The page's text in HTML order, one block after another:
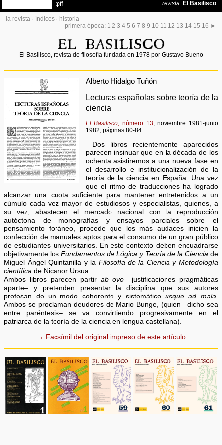
la revista · índices · historia
primera época: 1 2 3 4 5 6 7 8 9 10 11 12 13 14 15 16 ►
El Basilisco, revista de filosofía fundada en 1978 por Gustavo Bueno
Alberto Hidalgo Tuñón
Lecturas españolas sobre teoría de la
ciencia
El Basilisco, número 13, noviembre 1981-junio
1982, páginas 80-84.
Dos libros recientemente aparecidos
parecen insinuar que en la década de los
ochenta asistiremos a una nueva fase en
el desarrollo e institucionalización de la
teoría de la ciencia en España. Una vez
que el ritmo de traducciones ha logrado
alcanzar una cuota suficiente para mantener entretenidos a un
cúmulo cada vez mayor de estudiosos y especialistas, quienes, a
su vez, abastecen el mercado nacional con la reproducción
autóctona de monografías y ensayos parciales sobre el
pensamiento foráneo, procede que los más audaces inicien la
confección de manuales aptos para el consumo de un gran público
de estudiantes universitarios. En este contexto deben encuadrarse
objetivamente losFundamentos de Lógica y Teoría de la Cienciade
Miguel Ángel Quintanilla y la Filosofía de la Ciencia y Metodología
científica de Nicanor Ursua.
Ambos libros parecen partir ab ovo–justificaciones pragmáticas
aparte– y pretenden presentar la disciplina que sus autores
profesan de un modo coherente y sistemáticousque ad mala.
Ambos se proclaman deudores de Mario Bunge, (quien –dicho sea
entre paréntesis– se va convirtiendo progresivamente en el
patriarca de la teoría de la ciencia en lengua castellana).
→ Facsímil del original impreso de este artículo